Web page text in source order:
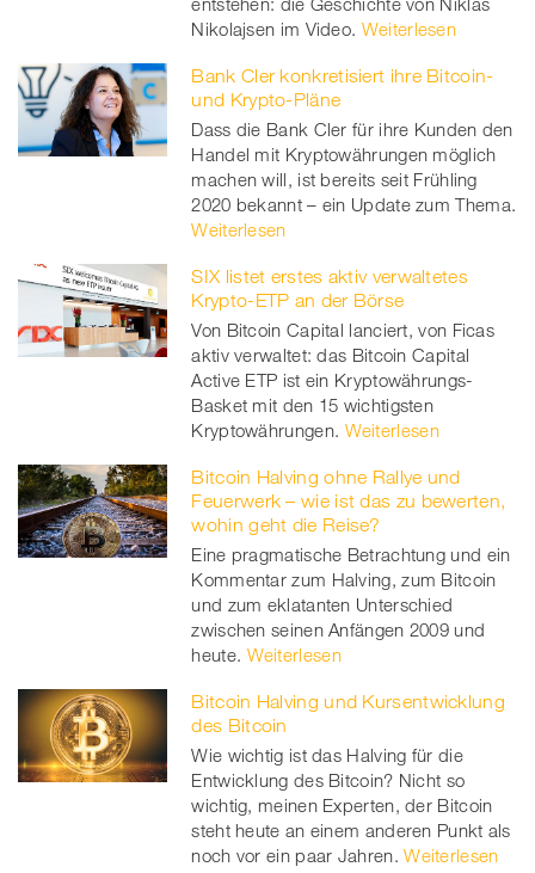
Nikolajsen im Video. Weiterlesen
Bank Cler konkretisiert ihre Bitcoin-
und Krypto-Pläne
Dass die Bank Cler für ihre Kunden den
Handel mit Kryptowährungen möglich
machen will, ist bereits seit Frühling
2020 bekannt – ein Update zum Thema.
Weiterlesen
SIX listet erstes aktiv verwaltetes
Krypto-ETP an der Börse
Von Bitcoin Capital lanciert, von Ficas
aktiv verwaltet: das Bitcoin Capital
Active ETP ist ein Kryptowährungs-
Basket mit den 15 wichtigsten
Kryptowährungen. Weiterlesen
Bitcoin Halving ohne Rallye und
Feuerwerk – wie ist das zu bewerten,
wohin geht die Reise?
Eine pragmatische Betrachtung und ein
Kommentar zum Halving, zum Bitcoin
und zum eklatanten Unterschied
zwischen seinen Anfängen 2009 und
heute. Weiterlesen
Bitcoin Halving und Kursentwicklung
des Bitcoin
Wie wichtig ist das Halving für die
Entwicklung des Bitcoin? Nicht so
wichtig, meinen Experten, der Bitcoin
steht heute an einem anderen Punkt als
noch vor ein paar Jahren. Weiterlesen